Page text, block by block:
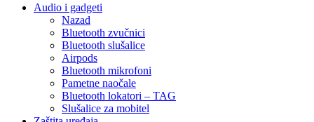
Audio i gadgeti
Nazad
Bluetooth zvučnici
Bluetooth slušalice
Airpods
Bluetooth mikrofoni
Pametne naočale
Bluetooth lokatori – TAG
Slušalice za mobitel